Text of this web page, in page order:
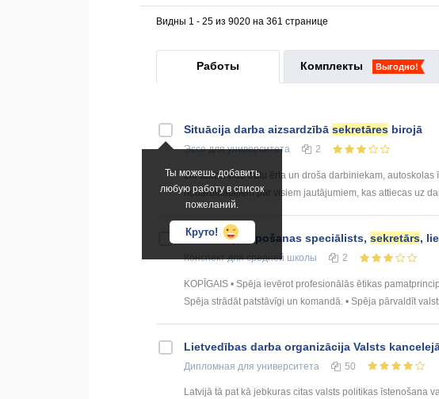
Видны 1 - 25 из 9020 на 361 странице
Работы Комплекты Выгодно!
Ты можешь добавить
любую работу в список
пожеланий.
Круто!
Situācija darba aizsardzībā sekretāres birojā
Эсседля университета 2
Lai darba vide būtu ērta un droša darbiniekam,
nodarbinātajiem par visiem jautājumiem, kas attiecas uz
Klientu apkalpošanas speciālists, sekretārs,
Конспектдля средней школы 2
KOPĪGAIS • Spēja ievērot profesionālās ētikas
Spēja strādāt patstāvīgi un komandā. • Spēja pārvaldīt valsts
Lietvedības darba organizācija Valsts
Дипломная для университета 50
Latvijā tā pat kā jebkuras citas valsts politikas īstenošana